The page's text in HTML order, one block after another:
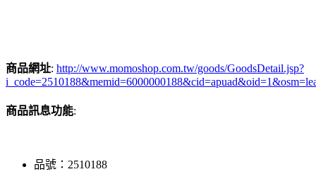
商品網址: http://www.momoshop.com.tw/goods/GoodsDetail.jsp?
商品訊息功能:
品號：2510188